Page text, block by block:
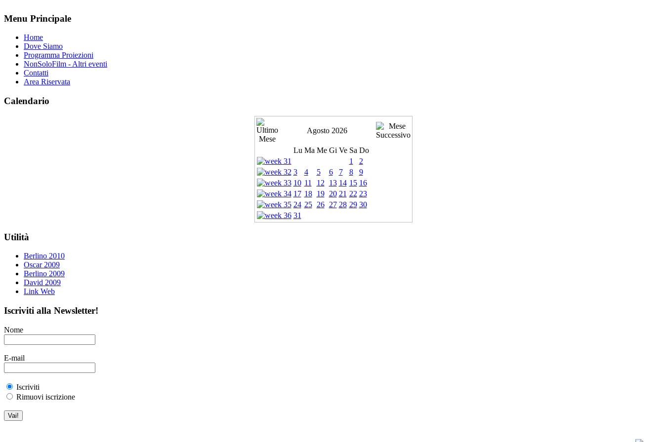
Menu Principale
Home
Dove Siamo
Programma Proiezioni
NonSoloFilm - Altri eventi
Contatti
Area Riservata
Calendario
Agosto 2026
Lu Ma Me Gi Ve Sa Do
1
2
3
4 5 6 7 8
9
10 11 12 13 14 15 16
17 18 19 20 21 22 23
24 25 26 27 28 29 30
31
Utilità
Berlino 2010
Oscar 2009
Berlino 2009
David 2009
Link Web
Iscriviti alla Newsletter!
Nome
E-mail
Iscriviti
Rimuovi iscrizione